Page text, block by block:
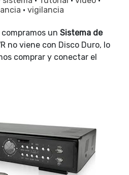
· vigilancia
un Sistema de
no viene con Disco Duro, lo
comprar y conectar el